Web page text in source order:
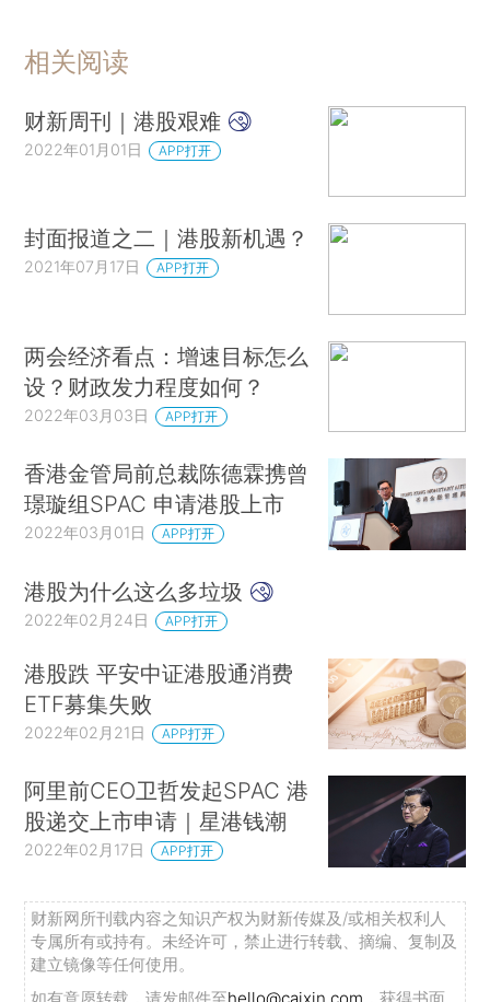
相关阅读
财新周刊｜港股艰难
2022年01月01日 APP打开
封面报道之二｜港股新机遇？
2021年07月17日 APP打开
两会经济看点：增速目标怎么
设？财政发力程度如何？
2022年03月03日 APP打开
香港金管局前总裁陈德霖携曾
璟璇组SPAC 申请港股上市
2022年03月01日 APP打开
港股为什么这么多垃圾
2022年02月24日 APP打开
港股跌 平安中证港股通消费
ETF募集失败
2022年02月21日 APP打开
阿里前CEO卫哲发起SPAC 港
股递交上市申请｜星港钱潮
2022年02月17日 APP打开
财新网所刊载内容之知识产权为财新传媒及/或相关权利人
专属所有或持有。未经许可，禁止进行转载、摘编、复制及
建立镜像等任何使用。